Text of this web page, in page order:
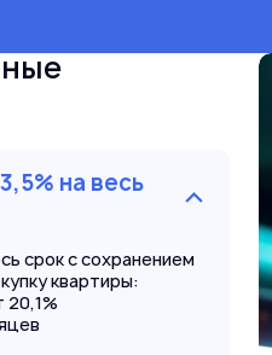
на весь
срок с сохранением
квартиры:
20,1%